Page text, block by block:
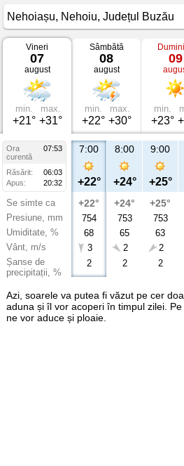
Vremea
Nehoiașu
Nehoiu,
Județul
Buzău
Vineri
07
august
min.
+21°
max.
+31°
Sâmbătă
08
august
min.
+22°
max.
+30°
09
min.
+23°
Ora
07:53
curentă
Răsărit:
06:03
Apus:
20:32
Se simte ca
Presiune, mm
Umiditate, %
Vânt, m/s
Șanse de
precipitații, %
7:00
+22°
+22°
754
68
3
2
8:00
+24°
+24°
753
65
2
2
9:00
+25°
+25°
753
63
2
2
Azi, soarele va putea fi văzut pe cer
aduna și îl vor acoperi în timpul zilei.
ne vor aduce și ploaie.